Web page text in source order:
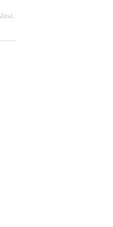
A post shared by india-firstnews (@indiafirstnewsbkn)